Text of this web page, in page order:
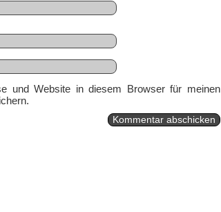
und Website in diesem Browser für meinen